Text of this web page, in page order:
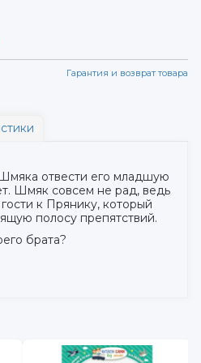
Гарантия и возврат товара
отвести его младшую
Шмяк совсем не рад, ведь
к Прянику, который
полосу препятствий.
брата?